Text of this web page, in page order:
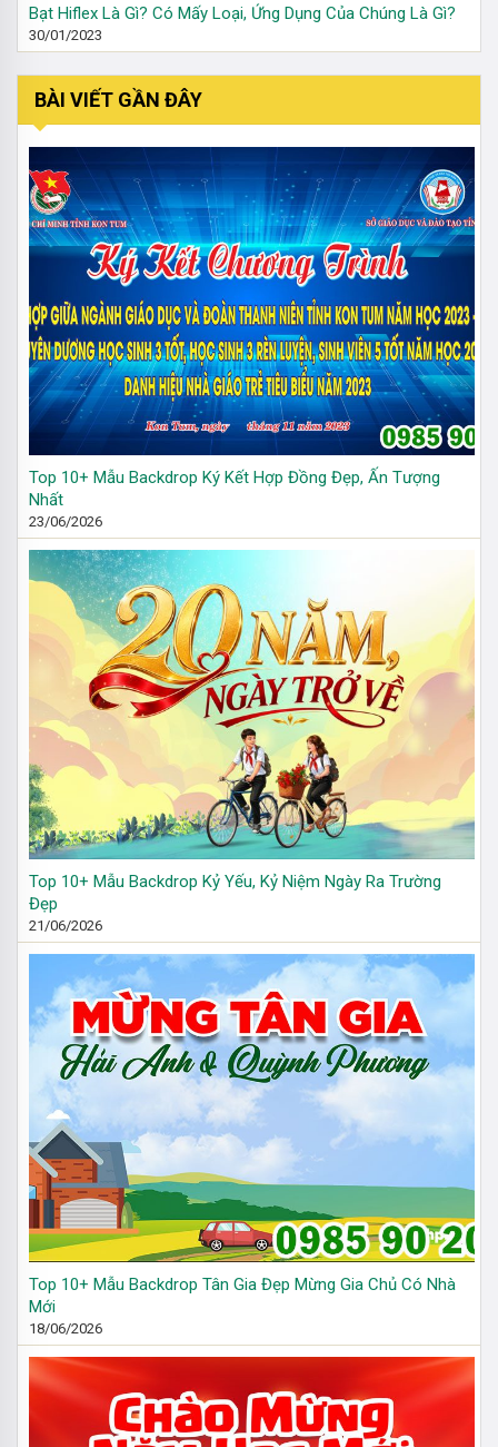
Bạt Hiflex Là Gì? Có Mấy Loại, Ứng Dụng Của Chúng Là Gì?
30/01/2023
BÀI VIẾT GẦN ĐÂY
Top 10+ Mẫu Backdrop Ký Kết Hợp Đồng Đẹp, Ấn Tượng
Nhất
23/06/2026
Top 10+ Mẫu Backdrop Kỷ Yếu, Kỷ Niệm Ngày Ra Trường
Đẹp
21/06/2026
Top 10+ Mẫu Backdrop Tân Gia Đẹp Mừng Gia Chủ Có Nhà
Mới
18/06/2026